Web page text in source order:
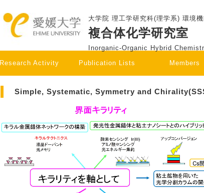
大学院 理工学研究科(理学系) 環境
複合体化学研究室
Inorganic-Organic Hybrid
Research Activity Publication Lists Members
Simple, Systematic, Symmetry and